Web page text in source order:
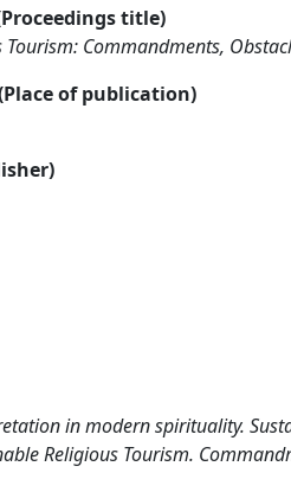
title)
Commandments,
of publication)
in modern spirituality.
Religious Tourism.